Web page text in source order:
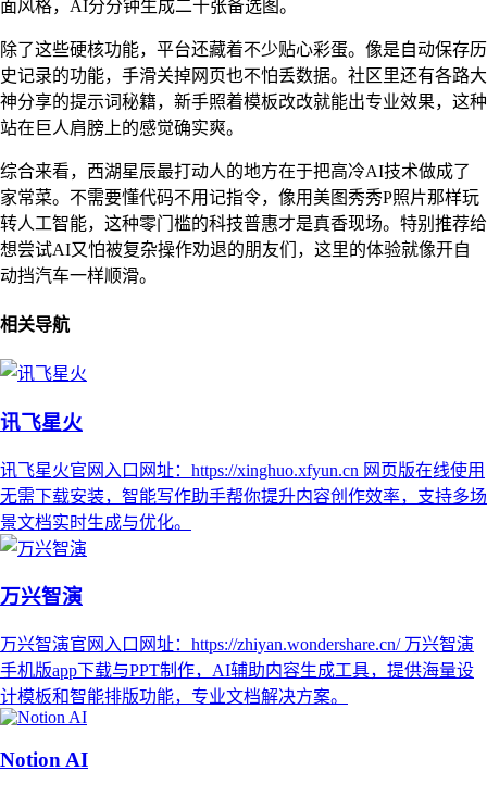
面风格，AI分分钟生成二十张备选图。
除了这些硬核功能，平台还藏着不少贴心彩蛋。像是自动保存历
史记录的功能，手滑关掉网页也不怕丢数据。社区里还有各路大
神分享的提示词秘籍，新手照着模板改改就能出专业效果，这种
站在巨人肩膀上的感觉确实爽。
综合来看，西湖星辰最打动人的地方在于把高冷AI技术做成了
家常菜。不需要懂代码不用记指令，像用美图秀秀P照片那样玩
转人工智能，这种零门槛的科技普惠才是真香现场。特别推荐给
想尝试AI又怕被复杂操作劝退的朋友们，这里的体验就像开自
动挡汽车一样顺滑。
相关导航
讯飞星火
讯飞星火官网入口网址：https://xinghuo.xfyun.cn 网页版在线使用
无需下载安装，智能写作助手帮你提升内容创作效率，支持多场
景文档实时生成与优化。
万兴智演
万兴智演官网入口网址：https://zhiyan.wondershare.cn/ 万兴智演
手机版app下载与PPT制作，AI辅助内容生成工具，提供海量设
计模板和智能排版功能，专业文档解决方案。
Notion AI